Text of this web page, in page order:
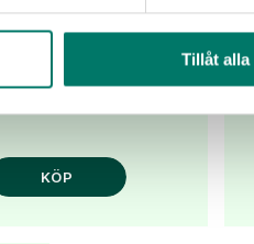
Tillåt alla
KÖP